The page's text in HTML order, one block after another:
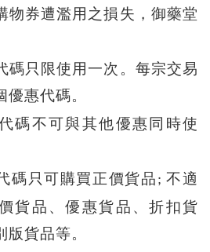
物券遭濫用之損失，御藥堂
碼只限使用一次。每宗交易
優惠代碼。
碼不可與其他優惠同時使
碼只可購買正價貨品 ;不適
貨品、優惠貨品、折扣貨
版貨品等。